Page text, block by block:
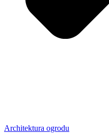
Architektura ogrodu